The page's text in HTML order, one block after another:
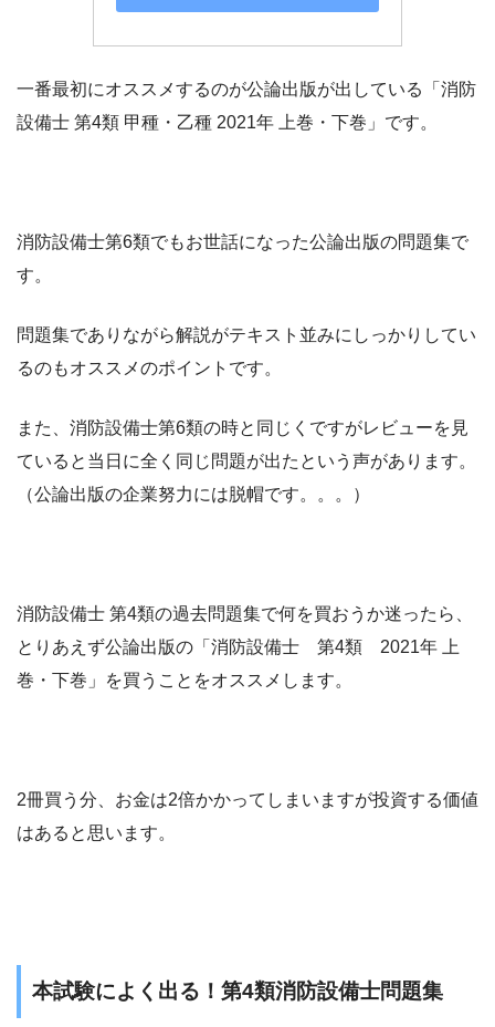
一番最初にオススメするのが公論出版が出している「消防
設備士 第4類 甲種・乙種 2021年 上巻・下巻」です。
消防設備士第6類でもお世話になった公論出版の問題集で
す。
問題集でありながら解説がテキスト並みにしっかりしてい
るのもオススメのポイントです。
また、消防設備士第6類の時と同じくですがレビューを見
ていると当日に全く同じ問題が出たという声があります。
（公論出版の企業努力には脱帽です。。。）
消防設備士 第4類の過去問題集で何を買おうか迷ったら、
とりあえず公論出版の「消防設備士 第4類 2021年 上
巻・下巻」を買うことをオススメします。
2冊買う分、お金は2倍かかってしまいますが投資する価値
はあると思います。
本試験によく出る！第4類消防設備士問題集